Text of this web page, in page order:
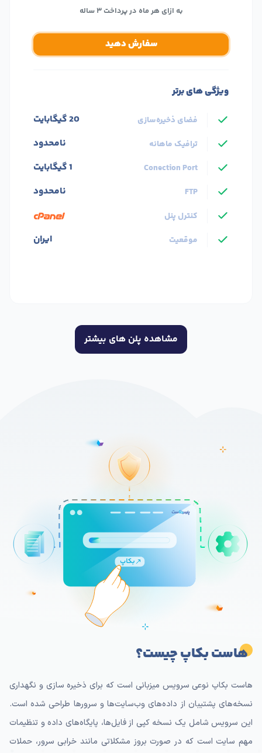
به ازای هر ماه در پرداخت ۳ ساله
سفارش دهید
ویژگی های برتر
فضای ذخیره‌سازی 20 گیگابایت
ترافیک ماهانه نامحدود
Conection Port 1 گیگابایت
FTP نامحدود
کنترل پنل
موقعیت
ایران
مشاهده پلن های بیشتر
هاست بکاپ چیست؟
هاست بکاپ نوعی سرویس میزبانی است که برای ذخیره سازی و نگهداری
نسخه‌های پشتیبان از داده‌های وب‌سایت‌ها و سرورها طراحی شده است.
این سرویس شامل یک نسخه کپی از فایل‌ها، پایگاه‌های داده و تنظیمات
مهم سایت است که در صورت بروز مشکلاتی مانند خرابی سرور، حملات